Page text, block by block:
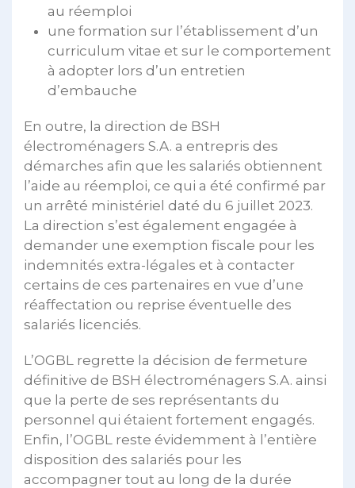
au réemploi
une formation sur l’établissement d’un
curriculum vitae et sur le comportement
à adopter lors d’un entretien
d’embauche
En outre, la direction de BSH
électroménagers S.A. a entrepris des
démarches afin que les salariés obtiennent
l’aide au réemploi, ce qui a été confirmé par
un arrêté ministériel daté du 6 juillet 2023.
La direction s’est également engagée à
demander une exemption fiscale pour les
indemnités extra-légales et à contacter
certains de ces partenaires en vue d’une
réaffectation ou reprise éventuelle des
salariés licenciés.
L’OGBL regrette la décision de fermeture
définitive de BSH électroménagers S.A. ainsi
que la perte de ses représentants du
personnel qui étaient fortement engagés.
Enfin, l’OGBL reste évidemment à l’entière
disposition des salariés pour les
accompagner tout au long de la durée